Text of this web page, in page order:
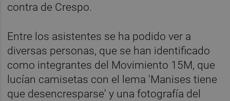
contra de Crespo.
Entre los asistentes se ha podido ver a
diversas personas, que se han identificado
como integrantes del Movimiento 15M, que
lucían camisetas con el lema 'Manises tiene
que desencresparse' y una fotografía del